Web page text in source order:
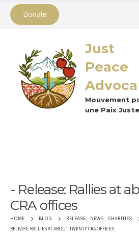
Donate
Just
Peace
Mouvement
une Paix Juste
Release: Rallies at
CRA offices
HOME BLOG RELEASE, NEWS, CHARITIES
RELEASE: RALLIES AT ABOUT TWENTY CRA OFFICES